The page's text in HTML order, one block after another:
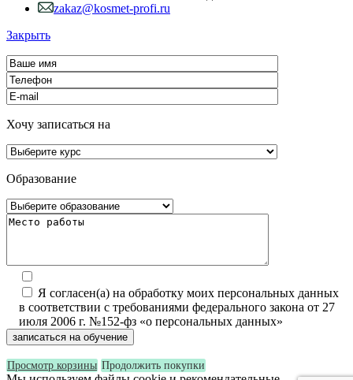
zakaz@kosmet-profi.ru
Закрыть
Хочу записаться на
Образование
Я согласен(а) на обработку моих персональных данных
в соответствии с требованиями федерального закона от 27
июля 2006 г. №152-фз «о персональных данных»
Просмотр корзины Продолжить покупки